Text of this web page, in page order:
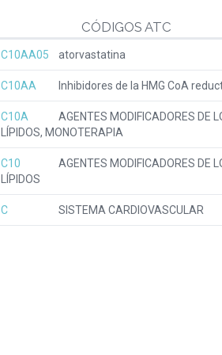
CÓDIGOS ATC
C10AA05 atorvastatina
C10AA Inhibidores de la HMG CoA
C10A
AGENTES MODIFICADORES DE
LÍPIDOS, MONOTERAPIA
C10
AGENTES MODIFICADORES DE
LÍPIDOS
C SISTEMA CARDIOVASCULAR